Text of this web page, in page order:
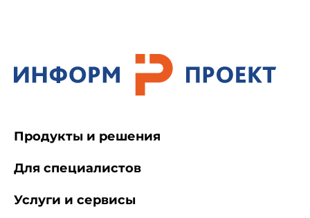
Продукты и решения
Для специалистов
Услуги и сервисы